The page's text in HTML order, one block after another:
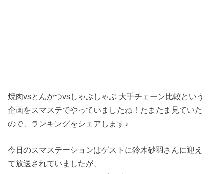
焼肉vsとんかつvsしゃぶしゃぶ 大手チェーン比較という
企画をスマステでやっていましたね！たまたま見ていた
ので、ランキングをシェアします♪
今日のスマステーションはゲストに鈴木砂羽さんに迎え
て放送されていましたが、